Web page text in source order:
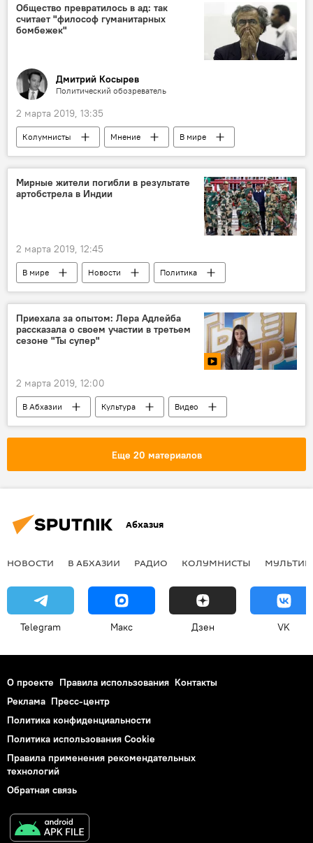
Общество превратилось в ад: так
считает "философ гуманитарных
бомбежек"
Дмитрий Косырев
Политический обозреватель
2 марта 2019, 13:35
Колумнисты Мнение
В мире
Политика
Мирные жители погибли в результате
артобстрела в Индии
2 марта 2019, 12:45
В мире Новости
Политика
Происшествия
Индия Пакистан
Приехала за опытом: Лера Адлейба
рассказала о своем участии в третьем
сезоне "Ты супер"
2 марта 2019, 12:00
В Абхазии Культура
Видео
Мультимедиа
Ты супер! Суперсезон
Еще 20 материалов
Абхазия
НОВОСТИ В АБХАЗИИ РАДИО КОЛУМНИСТЫ
Telegram Макс Дзен VK
О проекте Правила использования Контакты
Реклама Пресс-центр
Политика конфиденциальности
Политика использования Cookie
Правила применения рекомендательных
технологий
Обратная связь